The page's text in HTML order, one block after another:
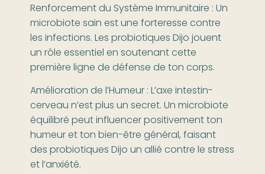
Renforcement du Système Immunitaire : Un
microbiote sain est une forteresse contre
les infections. Les probiotiques Dijo jouent
un rôle essentiel en soutenant cette
première ligne de défense de ton corps.
Amélioration de l’Humeur : L’axe intestin-
cerveau n’est plus un secret. Un microbiote
équilibré peut influencer positivement ton
humeur et ton bien-être général, faisant
des probiotiques Dijo un allié contre le stress
et l’anxiété.